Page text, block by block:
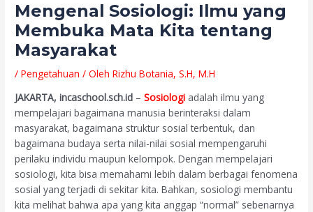
Mengenal Sosiologi: Ilmu yang
Membuka Mata Kita tentang
Masyarakat
/Pengetahuan / OlehRizhu Botania, S.H, M.H
JAKARTA, incaschool.sch.id –Sosiologi adalah ilmu yang
mempelajari bagaimana manusia berinteraksi dalam
masyarakat, bagaimana struktur sosial terbentuk, dan
bagaimana budaya serta nilai-nilai sosial mempengaruhi
perilaku individu maupun kelompok. Dengan mempelajari
sosiologi, kita bisa memahami lebih dalam berbagai fenomena
sosial yang terjadi di sekitar kita. Bahkan, sosiologi membantu
kita melihat bahwa apa yang kita anggap “normal” sebenarnya